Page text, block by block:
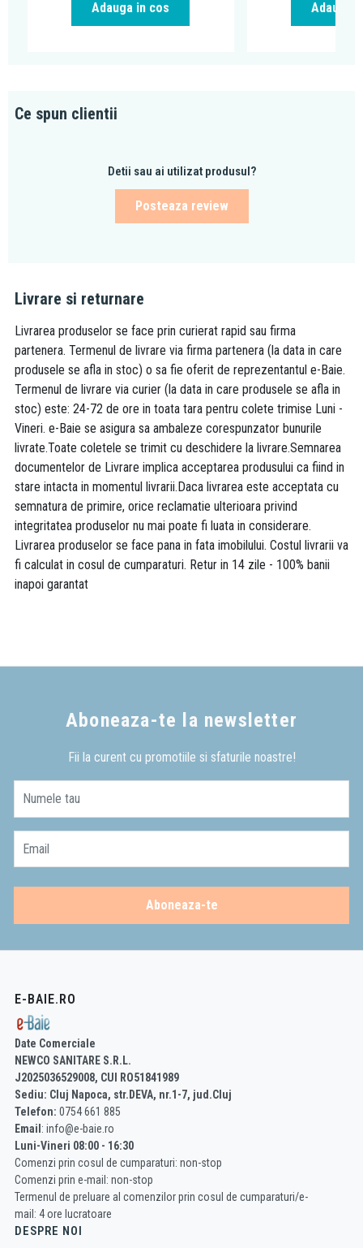
Adauga in cos Adauga
Ce spun clientii
Detii sau ai utilizat produsul?
Posteaza review
Livrare si returnare
Livrarea produselor se face prin curierat rapid sau firma
partenera. Termenul de livrare via firma partenera (la data in care
produsele se afla in stoc) o sa fie oferit de reprezentantul e-Baie.
Termenul de livrare via curier (la data in care produsele se afla in
stoc) este: 24-72 de ore in toata tara pentru colete trimise Luni -
Vineri. e-Baie se asigura sa ambaleze corespunzator bunurile
livrate.Toate coletele se trimit cu deschidere la livrare.Semnarea
documentelor de Livrare implica acceptarea produsului ca fiind in
stare intacta in momentul livrarii.Daca livrarea este acceptata cu
semnatura de primire, orice reclamatie ulterioara privind
integritatea produselor nu mai poate fi luata in considerare.
Livrarea produselor se face pana in fata imobilului. Costul livrarii va
fi calculat in cosul de cumparaturi. Retur in 14 zile - 100% banii
inapoi garantat
Aboneaza-te la newsletter
Fii la curent cu promotiile si sfaturile noastre!
Numele tau
Email
Aboneaza-te
E-BAIE.RO
Date Comerciale
NEWCO SANITARE S.R.L.
J2025036529008, CUI RO51841989
Sediu: Cluj Napoca, str.DEVA, nr.1-7, jud.Cluj
Telefon: 0754 661 885
Email : info@e-baie.ro
Luni-Vineri 08:00 - 16:30
Comenzi prin cosul de cumparaturi: non-stop
Comenzi prin e-mail: non-stop
Termenul de preluare al comenzilor prin cosul de cumparaturi/e-
mail: 4 ore lucratoare
DESPRE NOI